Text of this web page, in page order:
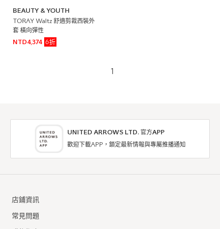
BEAUTY & YOUTH
TORAY Waltz 舒適剪裁西裝外
套 橫向彈性
NTD4,374
6折
1
UNITED ARROWS LTD. 官方APP
歡迎下載APP，鎖定最新情報與專屬推播通知
店鋪資訊
常見問題